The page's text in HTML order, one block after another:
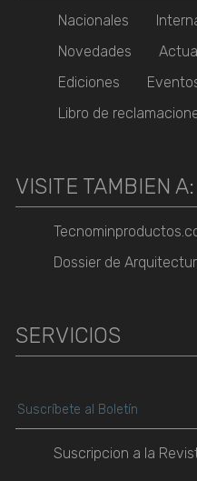
Nacionales
Novedades
Ediciones
Libro de
VISITE TAMBIEN A:
Dossier de
SERVICIOS
Suscripcion a la